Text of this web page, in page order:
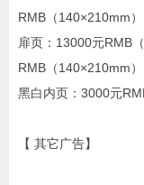
RMB（140×210mm）
扉页：13000元RMB
RMB（140×210mm）
黑白内页：3000元
【 其它广告】